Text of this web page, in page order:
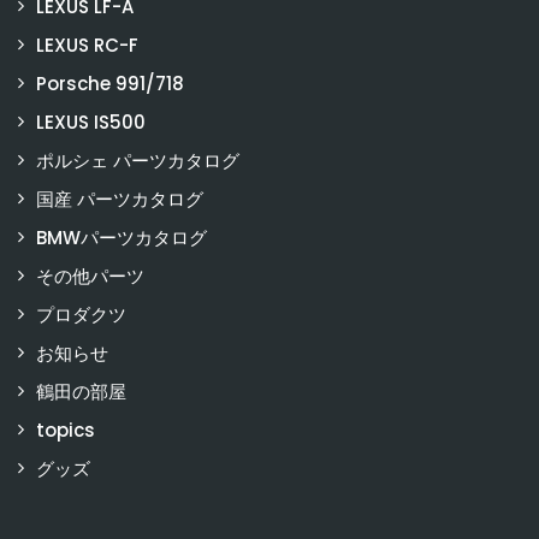
LEXUS LF-A
LEXUS RC-F
Porsche 991/718
LEXUS IS500
ポルシェ パーツカタログ
国産 パーツカタログ
BMWパーツカタログ
その他パーツ
プロダクツ
お知らせ
鶴田の部屋
topics
グッズ